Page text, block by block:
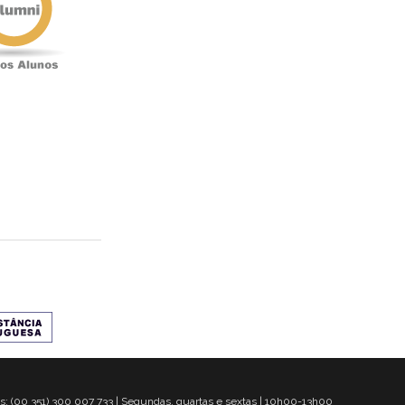
(00 351) 300 007 733 | Segundas, quartas e sextas | 10h00-13h00